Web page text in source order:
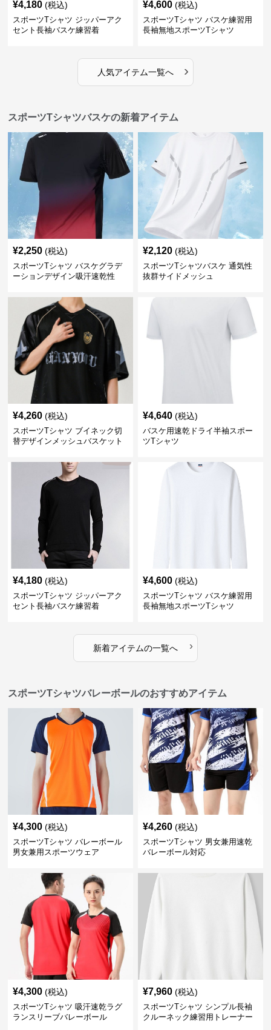
¥4,180 (税込)
スポーツTシャツ ジッパーアク
セント長袖バスケ練習着
¥4,600 (税込)
スポーツTシャツ バスケ練習用
長袖無地スポーツTシャツ
人気アイテム一覧へ ›
スポーツTシャツバスケの新着アイテム
¥2,250 (税込)
スポーツTシャツ バスケグラデ
ーションデザイン吸汗速乾性
¥2,120 (税込)
スポーツTシャツバスケ 通気性
抜群サイドメッシュ
¥4,260 (税込)
スポーツTシャツ ブイネック切
替デザインメッシュバスケット
¥4,640 (税込)
バスケ用速乾ドライ半袖スポー
ツTシャツ
¥4,180 (税込)
スポーツTシャツ ジッパーアク
セント長袖バスケ練習着
¥4,600 (税込)
スポーツTシャツ バスケ練習用
長袖無地スポーツTシャツ
新着アイテムの一覧へ ›
スポーツTシャツバレーボールのおすすめアイテム
¥4,300 (税込)
スポーツTシャツ バレーボール
男女兼用スポーツウェア
¥4,260 (税込)
スポーツTシャツ 男女兼用速乾
バレーボール対応
¥4,300 (税込)
スポーツTシャツ 吸汗速乾ラグ
ランスリーブバレーボール
¥7,960 (税込)
スポーツTシャツ シンプル長袖
クルーネック練習用トレーナー